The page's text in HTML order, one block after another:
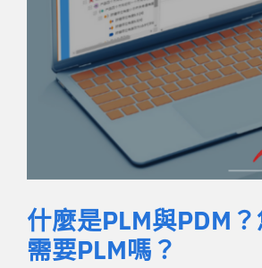
什麼是PLM與PDM
需要PLM嗎？